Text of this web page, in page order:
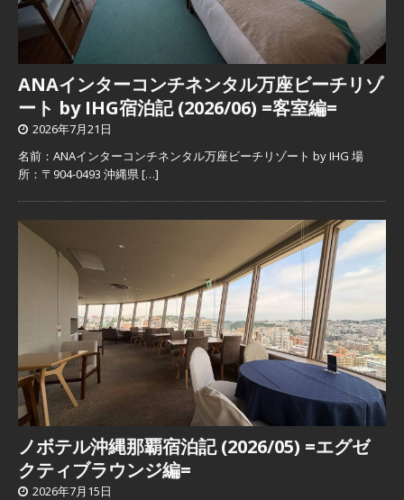
ANAインターコンチネンタル万座ビーチリゾ
ート by IHG宿泊記 (2026/06) =客室編=
2026年7月21日
名前：ANAインターコンチネンタル万座ビーチリゾート by IHG 場
所：〒904-0493 沖縄県 […]
ノボテル沖縄那覇宿泊記 (2026/05) =エグゼ
クティブラウンジ編=
2026年7月15日